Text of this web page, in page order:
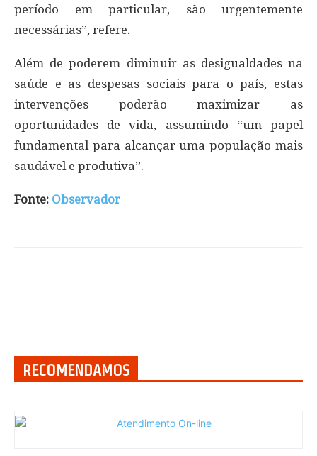
período em particular, são urgentemente
necessárias”, refere.
Além de poderem diminuir as desigualdades na
saúde e as despesas sociais para o país, estas
intervenções poderão maximizar as
oportunidades de vida, assumindo “um papel
fundamental para alcançar uma população mais
saudável e produtiva”.
Fonte: Observador
RECOMENDAMOS